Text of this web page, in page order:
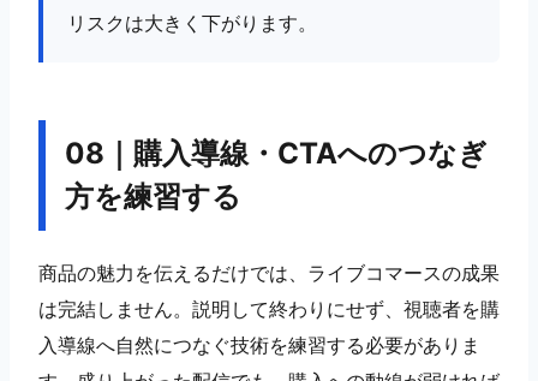
リスクは大きく下がります。
08｜購入導線・CTAへのつなぎ
方を練習する
商品の魅力を伝えるだけでは、ライブコマースの成果
は完結しません。説明して終わりにせず、視聴者を購
入導線へ自然につなぐ技術を練習する必要がありま